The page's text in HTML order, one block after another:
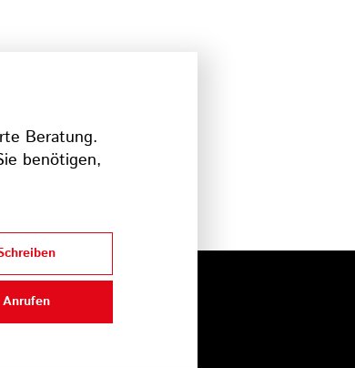
Beratung.
benötigen,
Anrufen